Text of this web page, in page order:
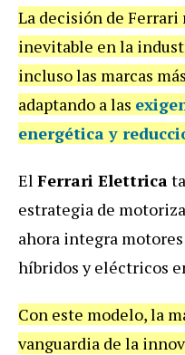
La decisión de Ferrari
inevitable en la
incluso las marcas
adaptando a las
energética y
El Ferrari Elettrica
estrategia de
ahora integra
híbridos y eléctricos
Con este modelo, la
vanguardia de la